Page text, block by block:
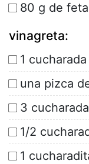
80 g de
vinagreta:
1
una pizca
3
1/2
1